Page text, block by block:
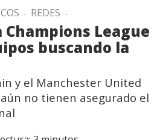
. REDES .
Champions League
buscando la
y el Manchester United
no tienen asegurado el